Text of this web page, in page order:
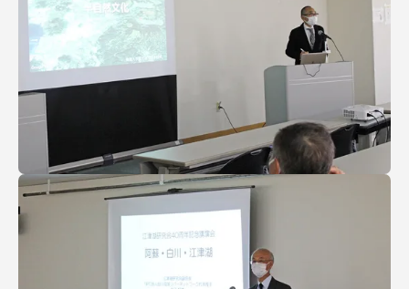
ニュースリリース
卒業にあたってのアンケート
認証評価